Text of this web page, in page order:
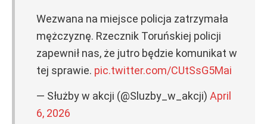
Wezwana na miejsce policja zatrzymała
mężczyznę. Rzecznik Toruńskiej policji
zapewnił nas, że jutro będzie komunikat w
tej sprawie. pic.twitter.com/CUtSsG5Mai
— Służby w akcji (@Sluzby_w_akcji) April
6, 2026